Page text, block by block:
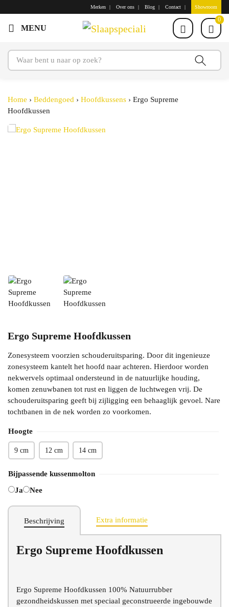
Merken Over ons Blog Contact Showroom
0
Home › Beddengoed › Hoofdkussens › Ergo Supreme
Hoofdkussen
Ergo Supreme Hoofdkussen
Zonesysteem voorzien schouderuitsparing. Door dit ingenieuze
zonesysteem kantelt het hoofd naar achteren. Hierdoor worden
nekwervels optimaal ondersteund in de natuurlijke houding,
komen zenuwbanen tot rust en liggen de luchtwegen vrij. De
schouderuitsparing geeft bij zijligging een behaaglijk gevoel. Nare
tochtbanen in de nek worden zo voorkomen.
Hoogte
9 cm 12 cm 14 cm
Bijpassende kussenmolton
Ja
Nee
Beschrijving Extra informatie
Ergo Supreme Hoofdkussen
Ergo Supreme Hoofdkussen 100% Natuurrubber
gezondheidskussen met speciaal geconstrueerde ingebouwde